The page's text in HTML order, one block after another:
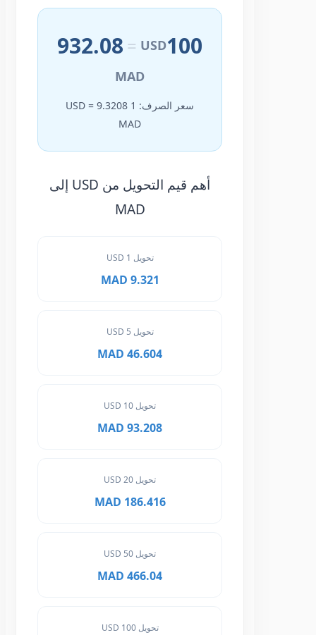
100
USD
=
932.08
MAD
سعر الصرف: 1 USD = 9.3208
أهم قيم التحويل من USD إلى
MAD
تحويل 1 USD
9.321 MAD
تحويل 5 USD
46.604 MAD
93.208 MAD
186.416 MAD
466.04 MAD
تحويل 100 USD